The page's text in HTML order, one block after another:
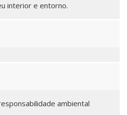
interior e entorno.
ambiental